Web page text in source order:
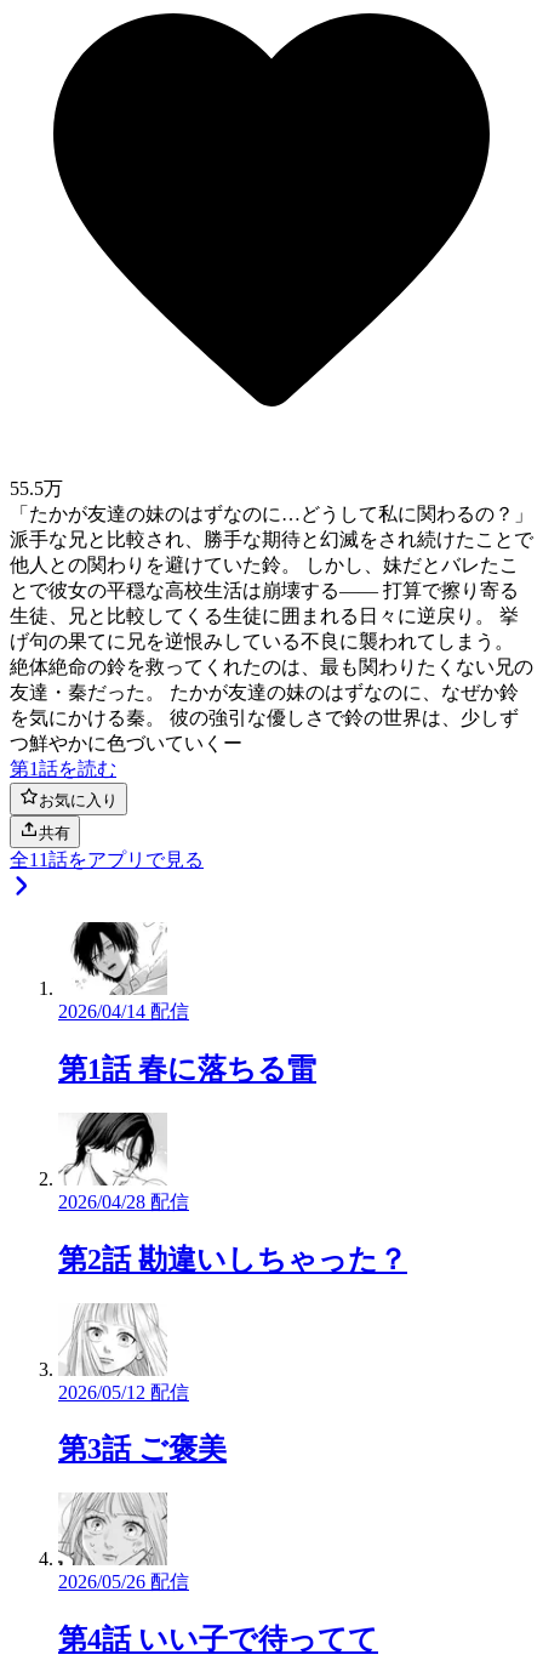
55.5万
「たかが友達の妹のはずなのに…どうして私に関わるの？」
派手な兄と比較され、勝手な期待と幻滅をされ続けたことで
他人との関わりを避けていた鈴。 しかし、妹だとバレたこ
とで彼女の平穏な高校生活は崩壊する—— 打算で擦り寄る
生徒、兄と比較してくる生徒に囲まれる日々に逆戻り。 挙
げ句の果てに兄を逆恨みしている不良に襲われてしまう。
絶体絶命の鈴を救ってくれたのは、最も関わりたくない兄の
友達・秦だった。 たかが友達の妹のはずなのに、なぜか鈴
を気にかける秦。 彼の強引な優しさで鈴の世界は、少しず
つ鮮やかに色づいていくー
第1話を読む
お気に入り
共有
全11話をアプリで見る
2026/04/14 配信
第1話 春に落ちる雷
2026/04/28 配信
第2話 勘違いしちゃった？
2026/05/12 配信
第3話 ご褒美
2026/05/26 配信
第4話 いい子で待ってて